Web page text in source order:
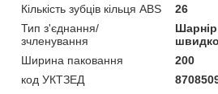
Кількість зубців кільця ABS
26
Тип з'єднання/
зчленування
Ширина паковання
200
код УКТЗЕД